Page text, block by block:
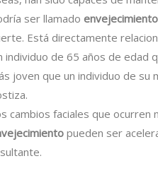
ser llamado
Está directamente
individuo de 65 años de edad
joven que un individuo de su
cambios faciales que ocurren
pueden ser